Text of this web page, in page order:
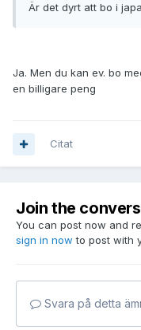
Är det dyrt att bo i
Ja. Men du kan ev. bo
en billigare peng
Citat
Join the
You can post now and
sign in now to post with
Svara på detta